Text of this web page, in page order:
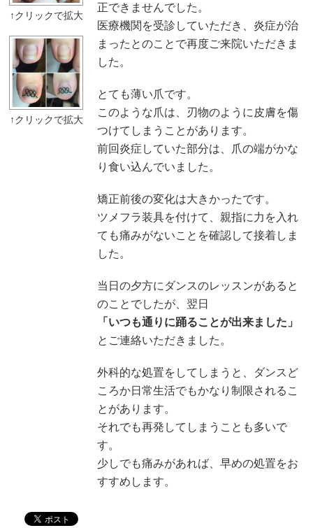
正できませんでした。
医療機関を受診していただき、炎症が治
まったとのことで再度ご来院いただきま
した。
とても薄い爪です。
このような爪は、刃物のように皮膚を傷
つけてしまうことがあります。
前回炎症していた部分は、爪の端がかな
り食い込んでいました。
矯正前後の変化は大きかったです。
ツメフラ装具を付けて、親指に力を入れ
ても痛みがないことを確認して接着しま
した。
当日の夕方にダンスのレッスンがあると
のことでしたが、翌日
「いつも通りに踊ることが出来ました」
とご連絡いただきました。
外科的な処置をしてしまうと、ダンスど
ころか日常生活でもかなり制限されるこ
とがあります。
それでも再発してしまうことも多いで
す。
少しでも痛みがあれば、早めの処置をお
すすめします。